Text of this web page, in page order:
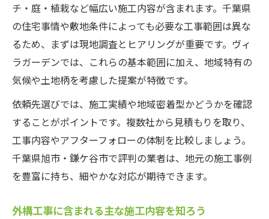
る
外構工事で重視する家族構成とライフスタ
イル
費用を抑えて満足度を高める外構工事の工夫
外構工事の費用を抑える見積もりの工夫
外構工事でコストダウンするアイデア集
外構工事はDIYと業者依頼の使い分けが重要
優先順位を絞った外構工事の進め方とは
外構工事で得する時期と依頼のタイミング
外構工事業者の選び方と比較チェックポイ
チ・庭・植栽など幅広い施工内容が含まれます。千葉県
の住宅事情や敷地条件によっても必要な工事範囲は異な
るため、まずは現地調査とヒアリングが重要です。ヴィ
ラガーデンでは、これらの基本範囲に加え、地域特有の
気候や土地柄を考慮した提案が特徴です。
依頼先選びでは、施工実績や地域密着型かどうかを確認
することがポイントです。複数社から見積もりを取り、
工事内容やアフターフォローの体制を比較しましょう。
千葉県旭市・鎌ケ谷市で評判の業者は、地元の施工事例
を豊富に持ち、細やかな対応が期待できます。
外構工事に含まれる主な施工内容を知ろう